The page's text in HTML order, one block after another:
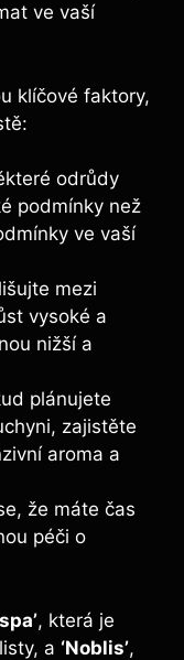
ve vaší
klíčové faktory,
odrůdy
podmínky než
ve vaší
mezi
vysoké a
nižší a
plánujete
zajistěte
aroma a
že máte čas
péči o
, která je
a ‘Noblis’,